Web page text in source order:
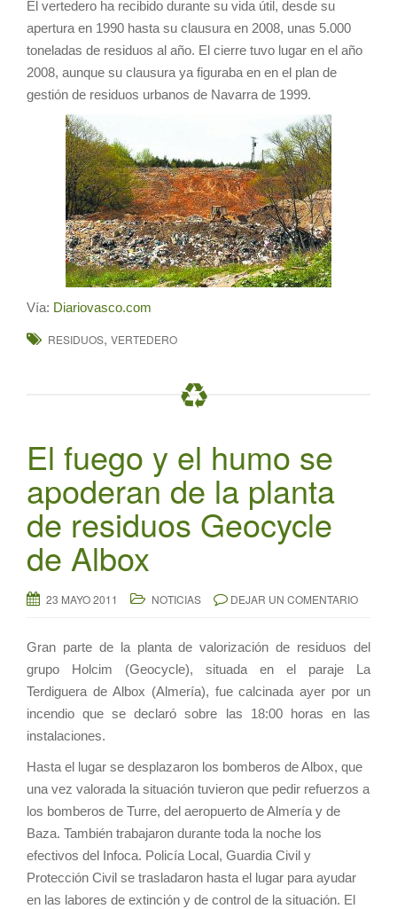
El vertedero ha recibido durante su vida útil, desde su
apertura en 1990 hasta su clausura en 2008, unas 5.000
toneladas de residuos al año. El cierre tuvo lugar en el año
2008, aunque su clausura ya figuraba en en el plan de
gestión de residuos urbanos de Navarra de 1999.
Vía: Diariovasco.com
RESIDUOS, VERTEDERO
El fuego y el humo se
apoderan de la planta
de residuos Geocycle
de Albox
23 MAYO 2011 NOTICIAS DEJAR UN COMENTARIO
Gran parte de la planta de valorización de residuos del
grupo Holcim (Geocycle), situada en el paraje La
Terdiguera de Albox (Almería), fue calcinada ayer por un
incendio que se declaró sobre las 18:00 horas en las
instalaciones.
Hasta el lugar se desplazaron los bomberos de Albox, que
una vez valorada la situación tuvieron que pedir refuerzos a
los bomberos de Turre, del aeropuerto de Almería y de
Baza. También trabajaron durante toda la noche los
efectivos del Infoca. Policía Local, Guardia Civil y
Protección Civil se trasladaron hasta el lugar para ayudar
en las labores de extinción y de control de la situación. El